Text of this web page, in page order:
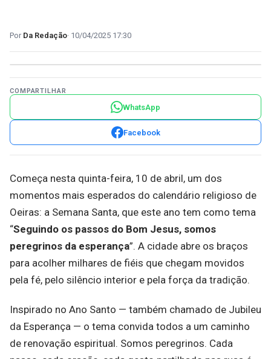
Da Redação 10/04/2025 17:30
COMPARTILHAR
WhatsApp
Facebook
Começa nesta quinta-feira, 10 de abril, um dos
momentos mais esperados do calendário religioso de
Oeiras: a Semana Santa, que este ano tem como tema
“Seguindo os passos do Bom Jesus, somos
peregrinos da esperança”. A cidade abre os braços
para acolher milhares de fiéis que chegam movidos
pela fé, pelo silêncio interior e pela força da tradição.
Inspirado no Ano Santo — também chamado de Jubileu
da Esperança — o tema convida todos a um caminho
de renovação espiritual. Somos peregrinos. Cada